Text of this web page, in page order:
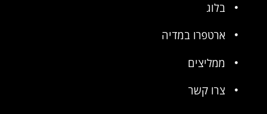
בלוג
ארטפרו במדיה
ממליצים
צרו קשר